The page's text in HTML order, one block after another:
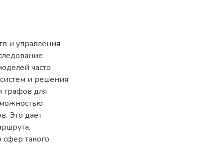
и управления
часто
и решения
графов для
Это дает
сфер такого